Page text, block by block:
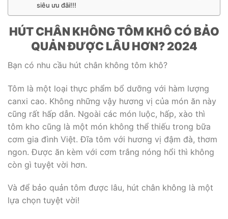
siêu ưu đãi!!!
HÚT CHÂN KHÔNG TÔM KHÔ CÓ BẢO
QUẢN ĐƯỢC LÂU HƠN? 2024
Bạn có nhu cầu hút chân không tôm khô?
Tôm là một loại thực phẩm bổ dưỡng với hàm lượng
canxi cao. Không những vậy hương vị của món ăn này
cũng rất hấp dẫn. Ngoài các món luộc, hấp, xào thì
tôm kho cũng là một món không thể thiếu trong bữa
cơm gia đình Việt. Đĩa tôm với hương vị đậm đà, thơm
ngon. Được ăn kèm với cơm trắng nóng hổi thì không
còn gì tuyệt vời hơn.
Và để bảo quản tôm được lâu, hút chân không là một
lựa chọn tuyệt vời!